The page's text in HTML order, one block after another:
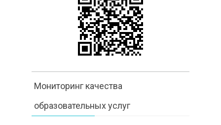
Мониторинг качества
образовательных услуг